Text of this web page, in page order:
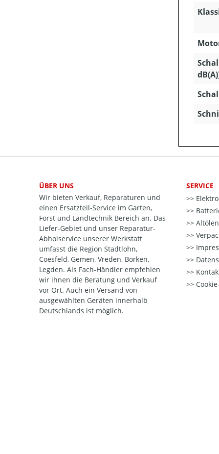
ÜBER UNS
Wir bieten Verkauf, Reparaturen und
einen Ersatzteil-Service im Garten,
Forst und Landtechnik Bereich an. Das
Liefer-Gebiet und unser Reparatur-
Abholservice unserer Werkstatt
umfasst die Region Stadtlohn,
Coesfeld, Gemen, Vreden, Borken,
Legden. Als Fach-Händler empfehlen
wir ihnen die Beratung und Verkauf
vor Ort. Auch ein Versand von
ausgewählten Geräten innerhalb
Deutschlands ist möglich.
SERVICE